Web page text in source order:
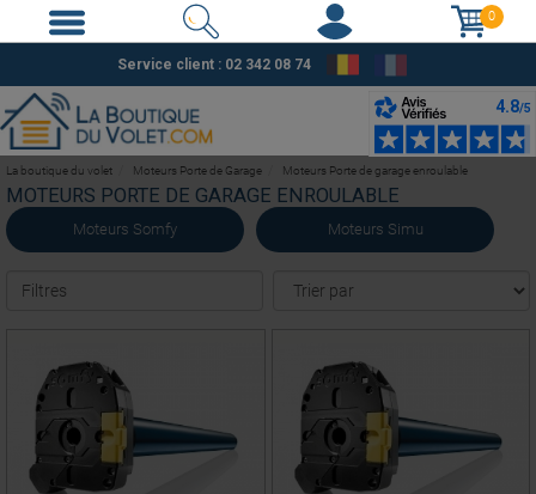
0
Service client : 02 342 08 74
MOTEURS PORTE DE GARAGE ENROULABLE
Moteurs Somfy Moteurs Simu
Filtres
La boutique du volet Moteurs Porte de Garage Moteurs Porte de garage enroulable